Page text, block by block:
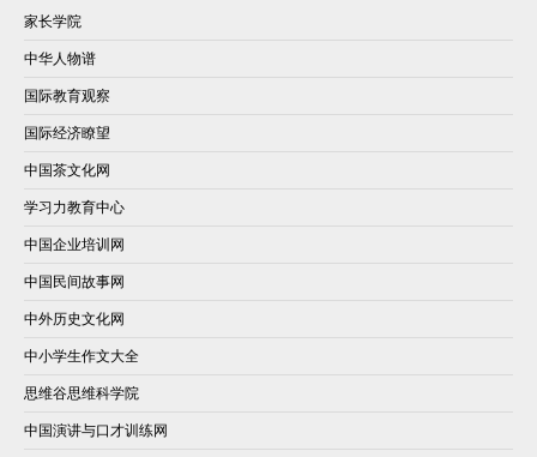
家长学院
中华人物谱
国际教育观察
国际经济瞭望
中国茶文化网
学习力教育中心
中国企业培训网
中国民间故事网
中外历史文化网
中小学生作文大全
思维谷思维科学院
中国演讲与口才训练网